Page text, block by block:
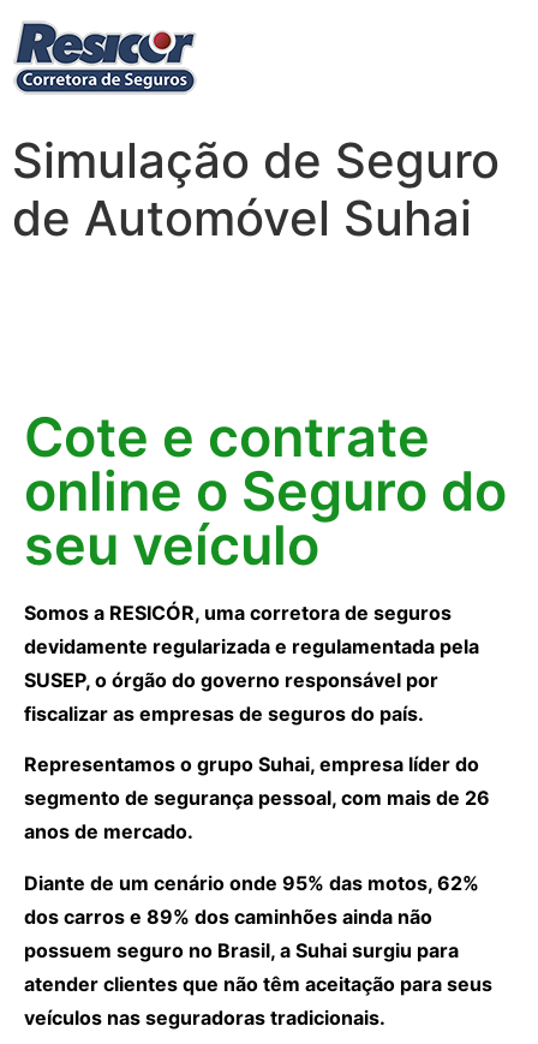
Simulação de Seguro
de Automóvel Suhai
Cote e contrate
online o Seguro do
seu veículo
Somos a RESICÓR, uma corretora de seguros
devidamente regularizada e regulamentada pela
SUSEP, o órgão do governo responsável por
fiscalizar as empresas de seguros do país.
Representamos o grupo Suhai, empresa líder do
segmento de segurança pessoal, com mais de 26
anos de mercado.
Diante de um cenário onde 95% das motos, 62%
dos carros e 89% dos caminhões ainda não
possuem seguro no Brasil, a Suhai surgiu para
atender clientes que não têm aceitação para seus
veículos nas seguradoras tradicionais.